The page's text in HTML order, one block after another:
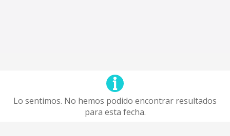
Lo sentimos. No hemos podido encontrar resultados
para esta fecha.